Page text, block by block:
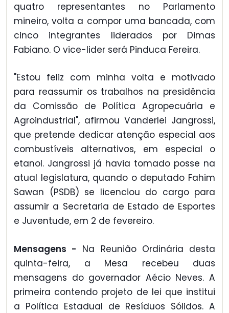
quatro representantes no Parlamento
mineiro, volta a compor uma bancada, com
cinco integrantes liderados por Dimas
Fabiano. O vice-lider será Pinduca Fereira.
"Estou feliz com minha volta e motivado
para reassumir os trabalhos na presidência
da Comissão de Política Agropecuária e
Agroindustrial", afirmou Vanderlei Jangrossi,
que pretende dedicar atenção especial aos
combustíveis alternativos, em especial o
etanol. Jangrossi já havia tomado posse na
atual legislatura, quando o deputado Fahim
Sawan (PSDB) se licenciou do cargo para
assumir a Secretaria de Estado de Esportes
e Juventude, em 2 de fevereiro.
Mensagens - Na Reunião Ordinária desta
quinta-feira, a Mesa recebeu duas
mensagens do governador Aécio Neves. A
primeira contendo projeto de lei que institui
a Política Estadual de Resíduos Sólidos. A